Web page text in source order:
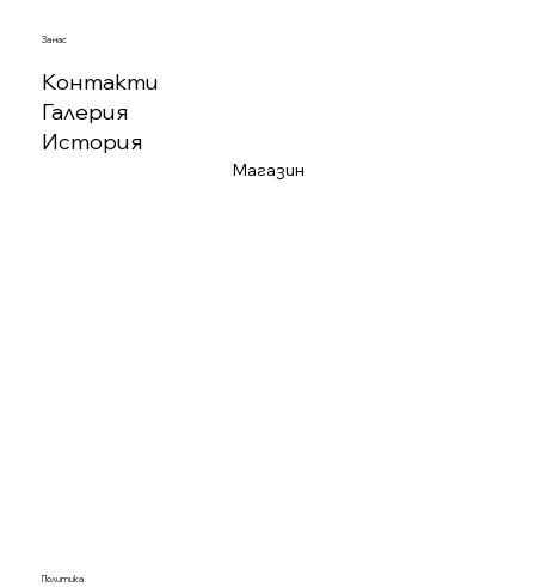
За нас
Контакти
Галерия
История
Магазин
Политика